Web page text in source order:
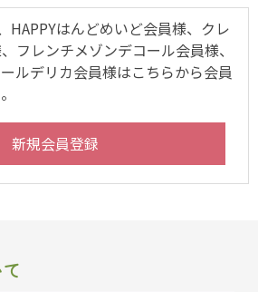
HAPPYはんどめいど会員様、クレ
フレンチメゾンデコール会員様、
ルデリカ会員様はこちらから会員